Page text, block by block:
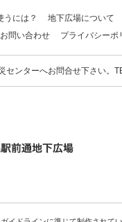
うには？ 地下広場について
問い合わせ プライバシーポ
センターへお問合せ下さい。